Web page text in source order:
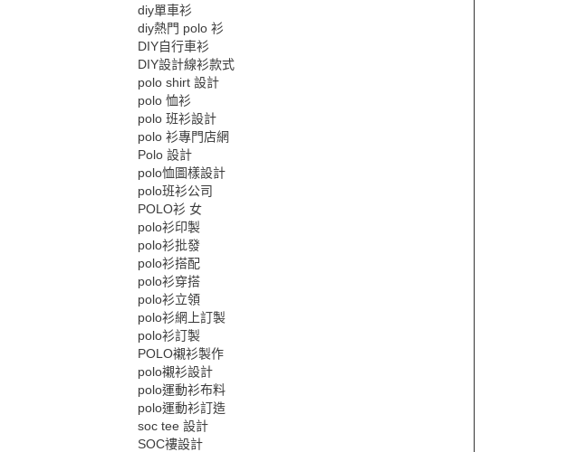
diy單車衫
diy熱門 polo 衫
DIY自行車衫
DIY設計線衫款式
polo shirt 設計
polo 恤衫
polo 班衫設計
polo 衫專門店網
Polo 設計
polo恤圖樣設計
polo班衫公司
POLO衫 女
polo衫印製
polo衫批發
polo衫搭配
polo衫穿搭
polo衫立領
polo衫網上訂製
polo衫訂製
POLO襯衫製作
polo襯衫設計
polo運動衫布料
polo運動衫訂造
soc tee 設計
SOC褸設計